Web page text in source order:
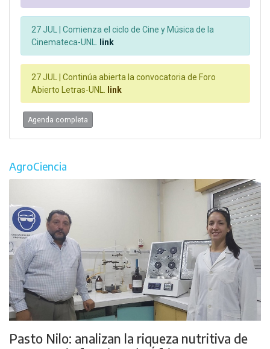
27 JUL |
Comienza el ciclo de Cine y Música de la
Cinemateca-UNL.
link
27 JUL |
Continúa abierta la convocatoria de Foro
Abierto Letras-UNL.
link
Agenda completa
AgroCiencia
Pasto Nilo: analizan la riqueza nutritiva de